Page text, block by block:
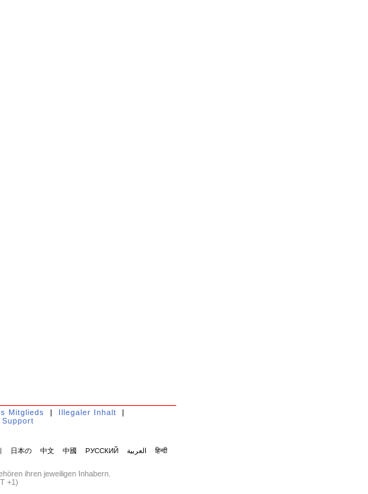
Mitglieds | Illegaler Inhalt |
日本の 中文 中國 РУССКИЙ العربية हिन्दी
ihren jeweiligen Inhabern.
+1)